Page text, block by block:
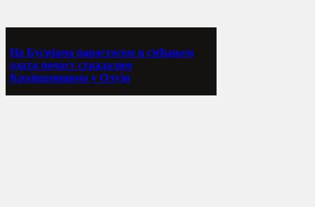
На Бусијама парастосом и сјећањем
одата почаст страдалим
Крајишницима у Олуји